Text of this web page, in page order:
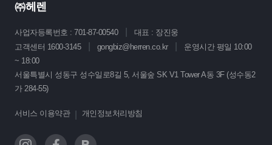
㈜헤렌
사업자등록번호 : 701-87-00540
대표 : 장진웅
고객센터 1600-3145
gongbiz@herren.co.kr
운영시간 평일 10:00
~ 18:00
서울특별시 성동구 성수일로8길 5, 서울숲 SK V1 Tower A동 3F (성수동2
가 284-55)
서비스 이용약관 개인정보처리방침